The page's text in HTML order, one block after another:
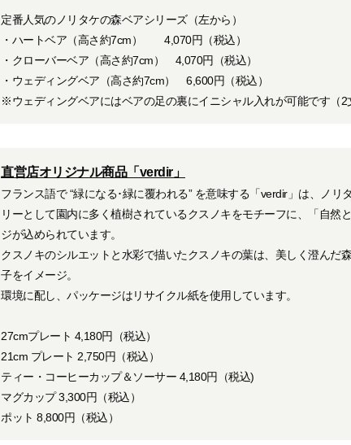
定番人気のノリタケの森ベアシリーズ（左から）
・ハートベア（高さ約7cm） 4,070円（税込）
・クローバーベア（高さ約7cm） 4,070円（税込）
・ウェディングベア（高さ約7cm） 6,600円（税込）
※ウェディングベアにはベアの足の裏にイニシャル入れが可能です（2
直営店オリジナル商品「verdir」
フランス語で “緑になる･緑に覆われる” を意味する「verdir」は、ノリ
リーとして園内に多く植樹されているクスノキをモチーフに、「自然
ジが込められています。
クスノキのシルエットと水彩で描いたクスノキの葉は、美しく澄んだ
子をイメージ。
環境に配し、パッケージはリサイクル紙を使用しています。
27cmプレート 4,180円（税込）
21cm プレート 2,750円（税込）
ティー・コーヒーカップ＆ソーサー 4,180円（税込)
マグカップ 3,300円（税込）
ポット 8,800円（税込）